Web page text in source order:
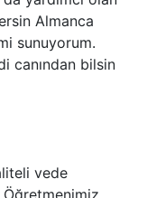
Almanca
sunuyorum.
canından bilsin
vede